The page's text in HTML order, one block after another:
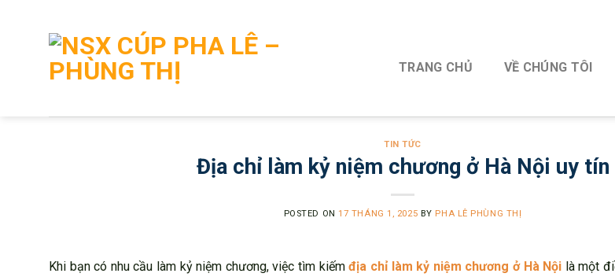
TRANG CHỦ
VỀ CHÚNG TÔI
TIN TỨC
Địa chỉ làm kỷ niệm chương ở Hà Nội uy tín
POSTED ON 17 THÁNG 1, 2025 BY PHA LÊ PHÙNG THỊ
Khi bạn có nhu cầu làm kỷ niệm chương, việc tìm kiếmđịa chỉ làm kỷ niệm chương ở Hà Nội là một